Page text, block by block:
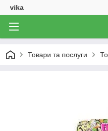
vika
Товари та послуги